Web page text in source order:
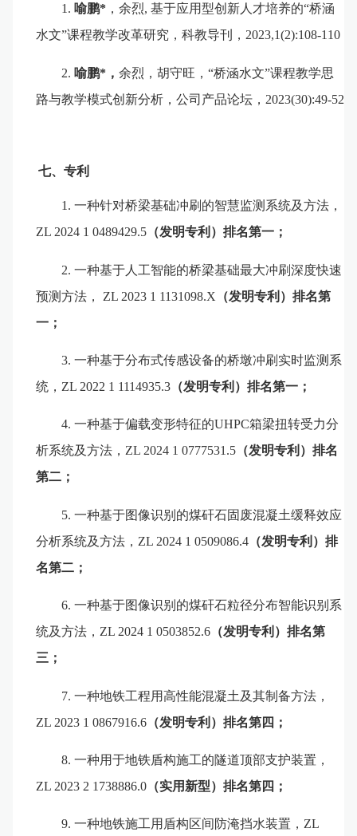
1.喻鹏* ，余烈,基于应用型创新人才培养的“桥涵
水文”课程教学改革研究，科教导刊， 2023,1(2):108-110
2.喻鹏* ，余烈，胡守旺，“桥涵水文”课程教学思
路与教学模式创新分析，公司产品论坛， 2023(30):49-52
七、专利
1.一种针对桥梁基础冲刷的智慧监测系统及方法，
ZL 2024 1 0489429.5 （发明专利）排名第一；
2.一种基于人工智能的桥梁基础最大冲刷深度快速
预测方法，
ZL 2023 1 1131098.X （发明专利） 排名第
一；
3.一种基于分布式传感设备的桥墩冲刷实时监测系
统， ZL 2022 1 1114935.3 （发明专利） 排名第一；
4.一种基于偏载变形特征的UHPC箱梁扭转受力分
析系统及方法， ZL 2024 1 0777531.5 （发明专利）排名
第二；
5.一种基于图像识别的煤矸石固废混凝土缓释效应
分析系统及方法， ZL 2024 1 0509086.4 （发明专利）排
名第二；
6.一种基于图像识别的煤矸石粒径分布智能识别系
统及方法， ZL 2024 1 0503852.6 （发明专利）排名第
三；
7.一种地铁工程用高性能混凝土及其制备方法，
ZL 2023 1 0867916.6 （发明专利）排名第四；
8.一种用于地铁盾构施工的隧道顶部支护装置，
ZL 2023 2 1738886.0 （实用新型）排名第四；
9.一种地铁施工用盾构区间防淹挡水装置，ZL